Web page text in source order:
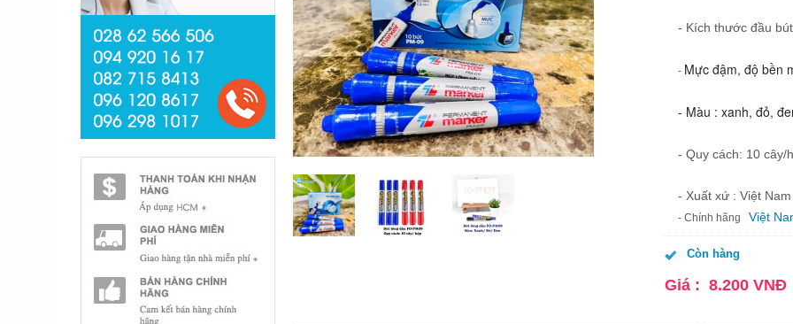
- Kích thước đầu
- Mực đậm, độ bền
- Màu : xanh, đỏ,
- Quy cách: 10 cây/
- Xuất xứ : Việt Nam
- Chính hãng Việt
Còn hàng
Giá : 8.200 VNĐ